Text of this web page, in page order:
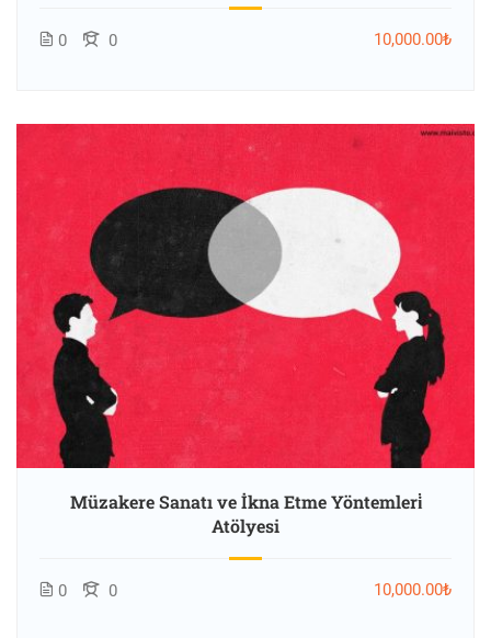
0 0 10,000.00₺
Müzakere Sanatı ve İkna Etme Yöntemleri̇
Atölyesi
0 0 10,000.00₺